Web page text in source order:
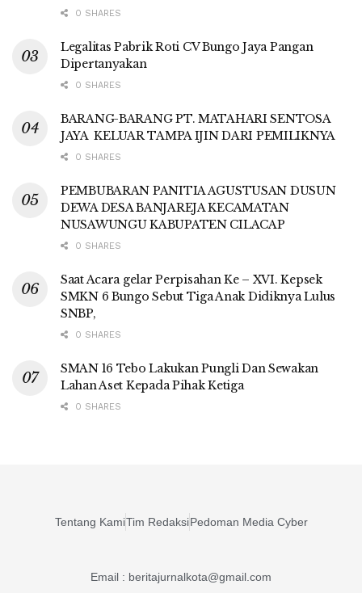
0 SHARES
Legalitas Pabrik Roti CV Bungo Jaya Pangan
Dipertanyakan
0 SHARES
BARANG-BARANG PT. MATAHARI SENTOSA
JAYA KELUAR TAMPA IJIN DARI PEMILIKNYA
0 SHARES
PEMBUBARAN PANITIA AGUSTUSAN DUSUN
DEWA DESA BANJAREJA KECAMATAN
NUSAWUNGU KABUPATEN CILACAP
0 SHARES
Saat Acara gelar Perpisahan Ke – XVI. Kepsek
SMKN 6 Bungo Sebut Tiga Anak Didiknya Lulus
SNBP,
0 SHARES
SMAN 16 Tebo Lakukan Pungli Dan Sewakan
Lahan Aset Kepada Pihak Ketiga
0 SHARES
Tentang KamiTim RedaksiPedoman Media Cyber
Email : beritajurnalkota@gmail.com